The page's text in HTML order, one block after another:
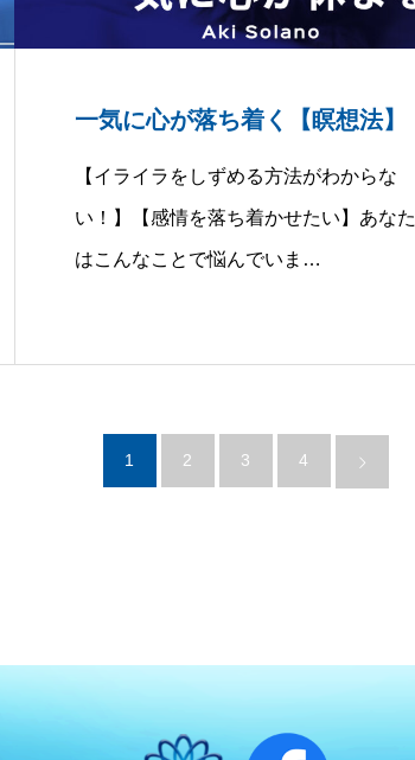
一気に心が落ち着く【瞑想法】
【イライラをしずめる方法がわからな
い！】【感情を落ち着かせたい】あなた
はこんなことで悩んでいま…
1 2 3 4